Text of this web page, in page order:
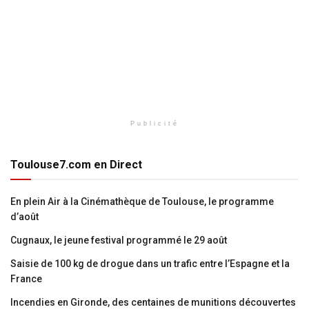
Publicité
Toulouse7.com en Direct
En plein Air à la Cinémathèque de Toulouse, le programme
d’août
Cugnaux, le jeune festival programmé le 29 août
Saisie de 100 kg de drogue dans un trafic entre l’Espagne et la
France
Incendies en Gironde, des centaines de munitions découvertes